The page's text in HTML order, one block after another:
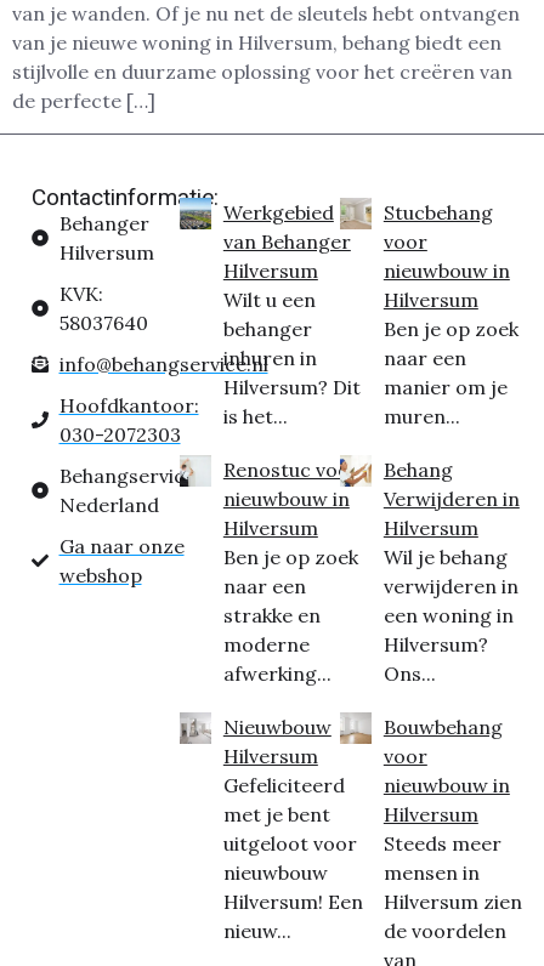
van je wanden. Of je nu net de sleutels hebt ontvangen
van je nieuwe woning in Hilversum, behang biedt een
stijlvolle en duurzame oplossing voor het creëren van
de perfecte […]
Contactinformatie:
Behanger
Hilversum
KVK:
58037640
info@behangservice.nl
Hoofdkantoor:
030-2072303
Behangservice
Nederland
Ga naar onze
webshop
Werkgebied
van Behanger
Hilversum
Wilt u een
behanger
inhuren in
Hilversum? Dit
is het...
Renostuc voor
nieuwbouw in
Hilversum
Ben je op zoek
naar een
strakke en
moderne
afwerking...
Nieuwbouw
Hilversum
Gefeliciteerd
met je bent
uitgeloot voor
nieuwbouw
Hilversum! Een
nieuw...
Stucbehang
voor
nieuwbouw in
Hilversum
Ben je op zoek
naar een
manier om je
muren...
Behang
Verwijderen in
Hilversum
Wil je behang
verwijderen in
een woning in
Hilversum?
Ons...
Bouwbehang
voor
nieuwbouw in
Hilversum
Steeds meer
mensen in
Hilversum zien
de voordelen
van